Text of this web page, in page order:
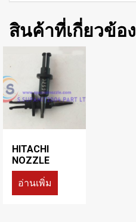
สินค้าที่เกี่ยวข้อง
HITACHI
NOZZLE
อ่านเพิ่ม